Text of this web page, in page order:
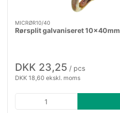
MICRØR10/40
Rørsplit galvaniseret 10×40mm
DKK 23,25 / pcs
DKK 18,60 ekskl. moms